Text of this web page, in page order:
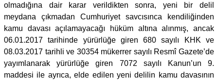
olmadığına dair karar verildikten sonra, yeni bir delil
meydana çıkmadan Cumhuriyet savcısınca kendiliğinden
kamu davası açılamayacağı hüküm altına alınmış, ancak
06.01.2017 tarihinde yürürlüğe giren 680 sayılı KHK ve
08.03.2017 tarihli ve 30354 mükerrer sayılı Resmî Gazete’de
yayımlanarak yürürlüğe giren 7072 sayılı Kanun’un 9.
maddesi ile ayrıca, elde edilen yeni delilin kamu davasının